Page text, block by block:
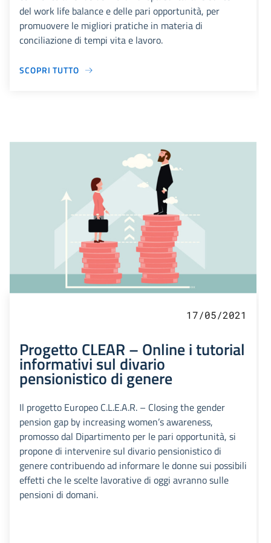
del work life balance e delle pari opportunità, per
promuovere le migliori pratiche in materia di
conciliazione di tempi vita e lavoro.
SCOPRI TUTTO
17/05/2021
Progetto CLEAR – Online i tutorial
informativi sul divario
pensionistico di genere
Il progetto Europeo C.L.E.A.R. – Closing the gender
pension gap by increasing women’s awareness,
promosso dal Dipartimento per le pari opportunità, si
propone di intervenire sul divario pensionistico di
genere contribuendo ad informare le donne sui possibili
effetti che le scelte lavorative di oggi avranno sulle
pensioni di domani.